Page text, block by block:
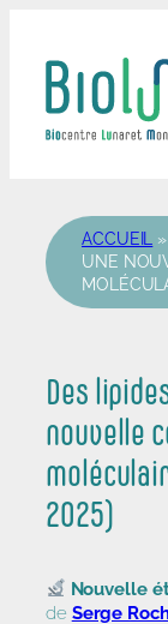
contenu
ACCUEIL »
UNE
Des
nouvelle
2025)
Nouvelle
de Serge